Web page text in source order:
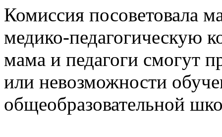
Комиссия посоветовала
медико-педагогическую
мама и педагоги смогут
или невозможности
общеобразовательной